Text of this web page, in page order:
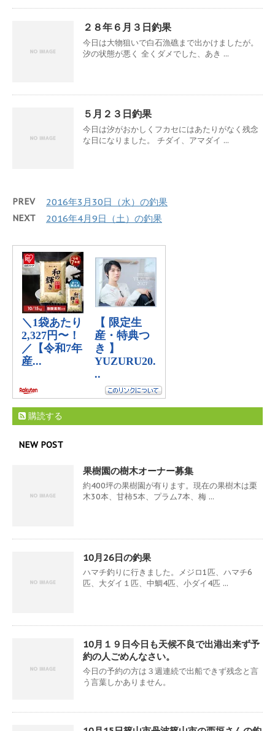
２８年６月３日釣果
今日は大物狙いで白石漁礁まで出かけましたが。
汐の状態が悪く 全くダメでした、あき ...
５月２３日釣果
今日は汐がおかしくフカセにはあたりがなく残念
な日になりました。 チダイ、アマダイ ...
PREV 2016年3月30日（水）の釣果
NEXT 2016年4月9日（土）の釣果
購読する
NEW POST
果樹園の樹木オーナー募集
約400坪の果樹園が有ります。現在の果樹木は栗
木30本、甘柿5本、プラム7本、梅 ...
10月26日の釣果
ハマチ釣りに行きました。メジロ1匹、ハマチ6
匹、大ダイ１匹、中鯛4匹、小ダイ4匹 ...
10月１９日今日も天候不良で出港出来ず予
約の人ごめんなさい。
今日の予約の方は３週連続で出船できず残念と言
う言葉しかありません。